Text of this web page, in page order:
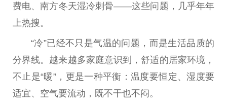
费电、南方冬天湿冷刺骨——这些问题，几乎年年
上热搜。
“冷”已经不只是气温的问题，而是生活品质的
分界线。越来越多家庭意识到，舒适的居家环境，
不止是“暖”，更是一种平衡：温度要恒定、湿度要
适宜、空气要流动，既不干也不闷。